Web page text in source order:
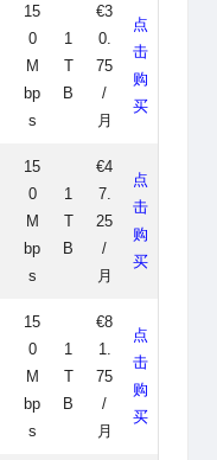
15
0
M
bp
s
1
T
B
€3
0.
75
/
月
点
击
购
买
15
0
M
bp
s
1
T
B
€4
7.
25
/
月
点
击
购
买
15
0
M
bp
s
1
T
B
€8
1.
75
/
月
点
击
购
买